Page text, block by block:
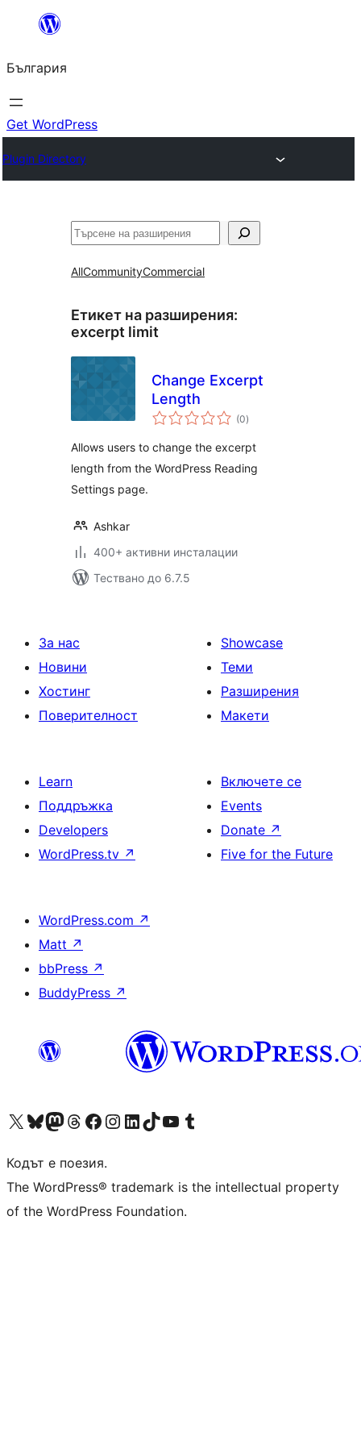
България
Get WordPress
Plugin Directory
Търсене
AllCommunityCommercial
Етикет на разширения:
excerpt limit
Change Excerpt
Length
(0общо
оценки
)
Allows users to change the excerpt
length from the WordPress Reading
Settings page.
Ashkar
400+ активни инсталации
Тествано до 6.7.5
За нас
Новини
Хостинг
Поверителност
Showcase
Теми
Разширения
Макети
Learn
Поддръжка
Developers
WordPress.tv ↗
Включете се
Events
Donate ↗
Five for the Future
WordPress.com ↗
Matt ↗
bbPress ↗
BuddyPress ↗
Visit our X (formerly Twitter) account
Visit our Bluesky account
Visit our Mastodon account
Visit our Threads account
Посетете нашата страница във Facebook
Посетете нашия профил в Instagram
Посетете нашия профил в LinkedIn
Visit our TikTok account
Visit our YouTube channel
Visit our Tumblr account
Кодът е поезия.
The WordPress® trademark is the intellectual property
of the WordPress Foundation.